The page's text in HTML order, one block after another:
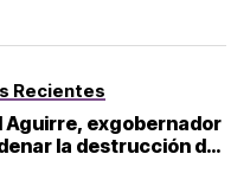
Recientes
Aguirre, exgobernador
la destrucción de
Ayotzinapa